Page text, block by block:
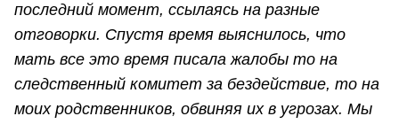
последний момент, ссылаясь на разные
отговорки. Спустя время выяснилось, что
мать все это время писала жалобы то на
следственный комитет за бездействие, то на
моих родственников, обвиняя их в угрозах. Мы